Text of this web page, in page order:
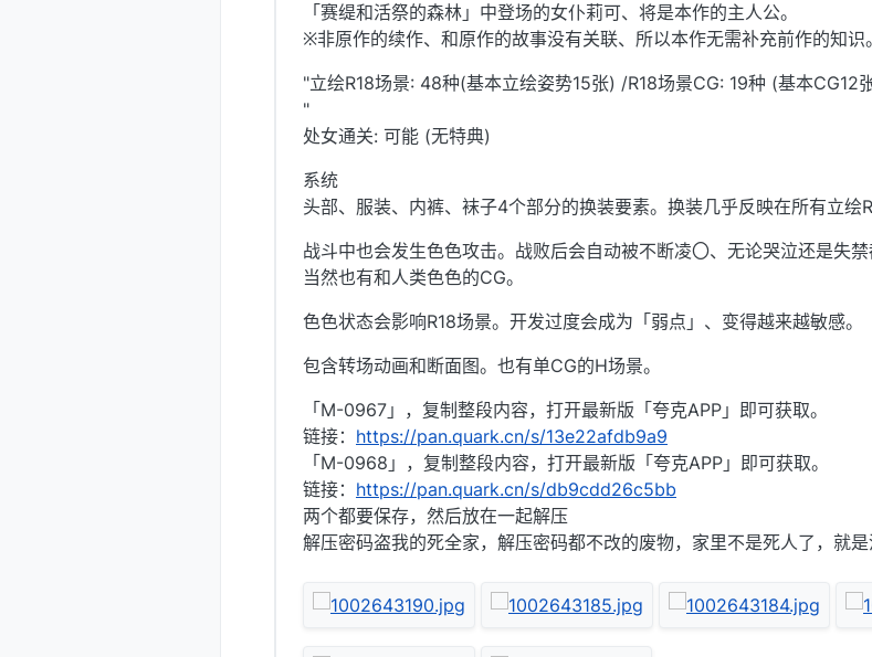
「赛缇和活祭的森林」中登场的女仆莉可、将是本作的主人公。
※非原作的续作、和原作的故事没有关联、所以本作无需补充前作的知识。
"立绘R18场景: 48种(基本立绘姿势15张) /R18场景CG: 19种 (基本CG12
"
处女通关: 可能 (无特典)
系统
头部、服装、内裤、袜子4个部分的换装要素。换装几乎反映在所有立绘
战斗中也会发生色色攻击。战败后会自动被不断凌〇、无论哭泣还是失禁
当然也有和人类色色的CG。
色色状态会影响R18场景。开发过度会成为「弱点」、变得越来越敏感。
包含转场动画和断面图。也有单CG的H场景。
「M-0967」，复制整段内容，打开最新版「夸克APP」即可获取。
链接： https://pan.quark.cn/s/13e22afdb9a9
「M-0968」，复制整段内容，打开最新版「夸克APP」即可获取。
链接： https://pan.quark.cn/s/db9cdd26c5bb
两个都要保存，然后放在一起解压
解压密码盗我的死全家，解压密码都不改的废物，家里不是死人了，就是